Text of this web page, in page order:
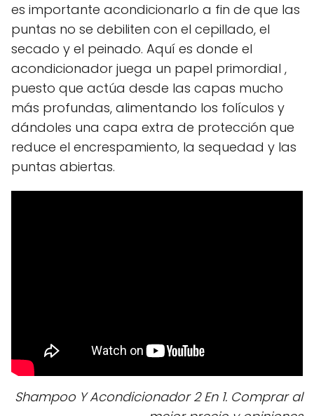
es importante acondicionarlo a fin de que las
puntas no se debiliten con el cepillado, el
secado y el peinado. Aquí es donde el
acondicionador juega un papel primordial ,
puesto que actúa desde las capas mucho
más profundas, alimentando los folículos y
dándoles una capa extra de protección que
reduce el encrespamiento, la sequedad y las
puntas abiertas.
Shampoo Y Acondicionador 2 En 1. Comprar al